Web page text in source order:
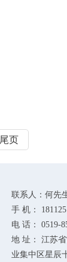
尾页
联系人：何先
手 机：
电 话： 0519-
地 址： 江苏
业集中区星辰